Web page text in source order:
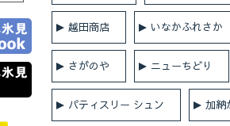
越田商店 いなかふれさか
さがのや ニューちどり
パティスリー シュン 加納